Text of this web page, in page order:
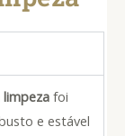
foi
e estável